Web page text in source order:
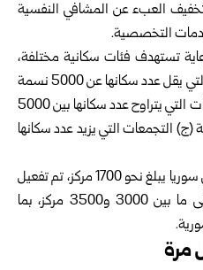
العبء عن المشافي النفسية
التخصصية.‏
تستهدف فئات سكانية مختلفة،
حيث تُخصص الفئة (أ) للتجمعات التي يقل عدد ‏سكانها عن 5000 نسمة
عبر نقاط طبية، والفئة (ب) للتجمعات التي يتراوح عدد سكانها بين 5000
(ج) التجمعات التي يزيد عدد سكانها
وأضاف: إن عدد المراكز الصحية في سوريا يبلغ نحو 1700 مركز، تم تفعيل
1400 منها، مع خطط للوصول إلى ما بين ‌‏3000 و3500 مركز، بما
مرة